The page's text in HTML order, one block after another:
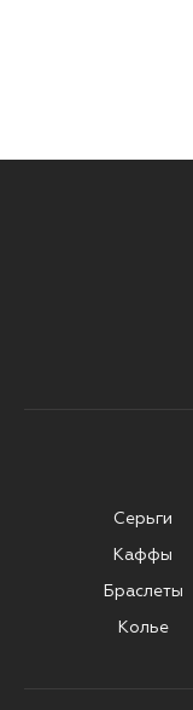
Серьги
Каффы
Браслеты
Колье